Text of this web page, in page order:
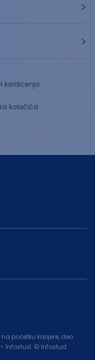
korišćenja
kolačića
početku karijere, deo
Infostud. © Infostud